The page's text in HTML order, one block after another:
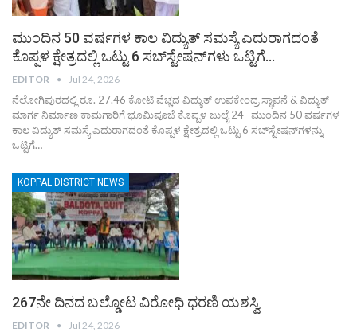
ಮುಂದಿನ 50 ವರ್ಷಗಳ ಕಾಲ ವಿದ್ಯುತ್ ಸಮಸ್ಯೆ ಎದುರಾಗದಂತೆ
ಕೊಪ್ಪಳ ಕ್ಷೇತ್ರದಲ್ಲಿ ಒಟ್ಟು 6 ಸಬ್‌ಸ್ಟೇಷನ್‌ಗಳು ಒಟ್ಟಿಗೆ…
EDITOR Jul 24, 2026
ನೆಲೋಗಿಪುರದಲ್ಲಿ ರೂ. 27.46 ಕೋಟಿ ವೆಚ್ಚದ ವಿದ್ಯುತ್ ಉಪಕೇಂದ್ರ ಸ್ಥಾಪನೆ & ವಿದ್ಯುತ್
ಮಾರ್ಗ ನಿರ್ಮಾಣ ಕಾಮಗಾರಿಗೆ ಭೂಮಿಪೂಜೆ ಕೊಪ್ಪಳ ಜುಲೈ 24 ಮುಂದಿನ 50 ವರ್ಷಗಳ
ಕಾಲ ವಿದ್ಯುತ್ ಸಮಸ್ಯೆ ಎದುರಾಗದಂತೆ ಕೊಪ್ಪಳ ಕ್ಷೇತ್ರದಲ್ಲಿ ಒಟ್ಟು 6 ಸಬ್‌ಸ್ಟೇಷನ್‌ಗಳನ್ನು
ಒಟ್ಟಿಗೆ…
KOPPAL DISTRICT NEWS
267ನೇ ದಿನದ ಬಲ್ಡೋಟ ವಿರೋಧಿ ಧರಣಿ ಯಶಸ್ವಿ
EDITOR Jul 24, 2026